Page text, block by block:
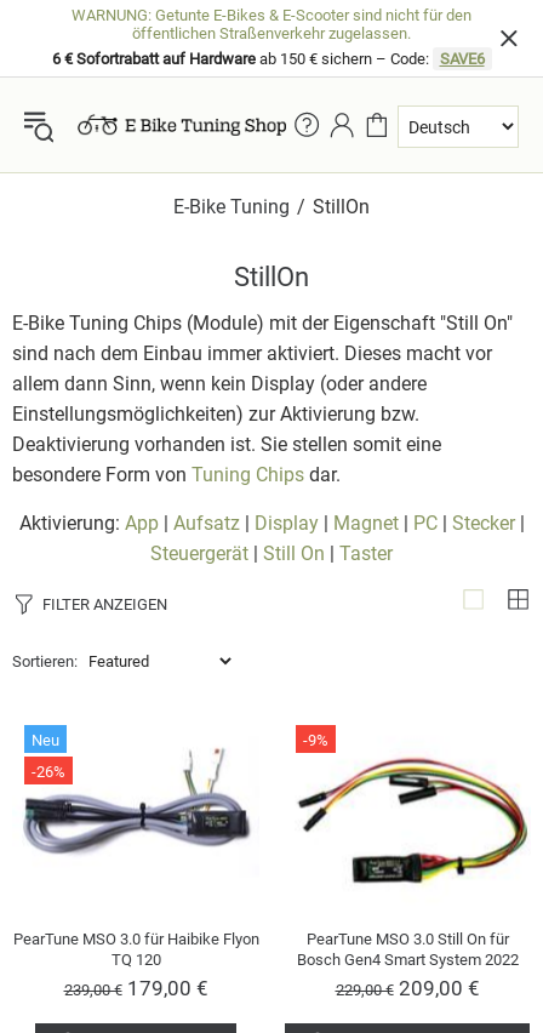
WARNUNG: Getunte E-Bikes & E-Scooter sind nicht für den
öffentlichen Straßenverkehr zugelassen.
6 € Sofortrabatt auf Hardwareab 150 € sichern – Code: SAVE6
E-Bike Tuning StillOn
StillOn
E-Bike Tuning Chips (Module) mit der Eigenschaft "Still On"
sind nach dem Einbau immer aktiviert. Dieses macht vor
allem dann Sinn, wenn kein Display (oder andere
Einstellungsmöglichkeiten) zur Aktivierung bzw.
Deaktivierung vorhanden ist. Sie stellen somit eine
besondere Form von Tuning Chips dar.
Aktivierung: App| Aufsatz| Display| Magnet| PC| Stecker|
Steuergerät | Still On | Taster
FILTER ANZEIGEN
Sortieren:
Neu
-26%
PearTune MSO 3.0 für Haibike Flyon
TQ 120
239,00 € 179,00 €
-9%
PearTune MSO 3.0 Still On für
Bosch Gen4 Smart System 2022
229,00 € 209,00 €